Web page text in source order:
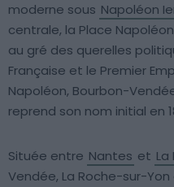
moderne sous Napoléon
centrale, la Place
au gré des querelles
Française et le Premier
Napoléon, Bourbon-
reprend son nom initial en
Située entre Nantes et La
Vendée, La Roche-sur-